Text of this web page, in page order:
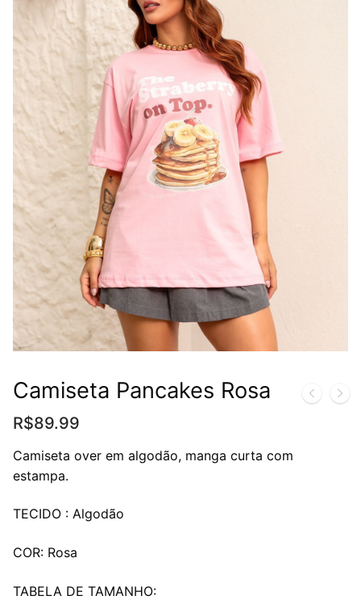
Camiseta Pancakes Rosa
R$89.99
Camiseta over em algodão, manga curta com
estampa.
TECIDO : Algodão
COR: Rosa
TABELA DE TAMANHO: